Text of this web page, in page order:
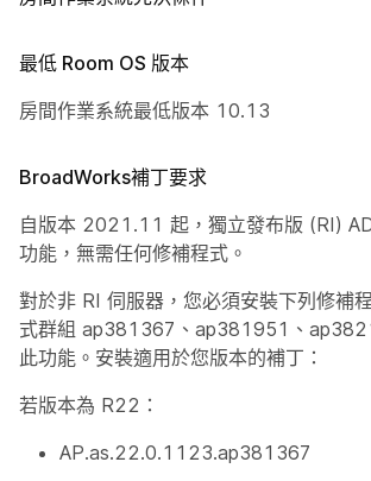
最低 Room OS 版本
房間作業系統最低版本 10.13
BroadWorks補丁要求
自版本 2021.11 起，獨立發布版 (RI)
功能，無需任何修補程式。
對於非 RI 伺服器，您必須安裝下列修補
式群組 ap381367、ap381951、
此功能。安裝適用於您版本的補丁：
若版本為 R22：
AP.as.22.0.1123.ap381367